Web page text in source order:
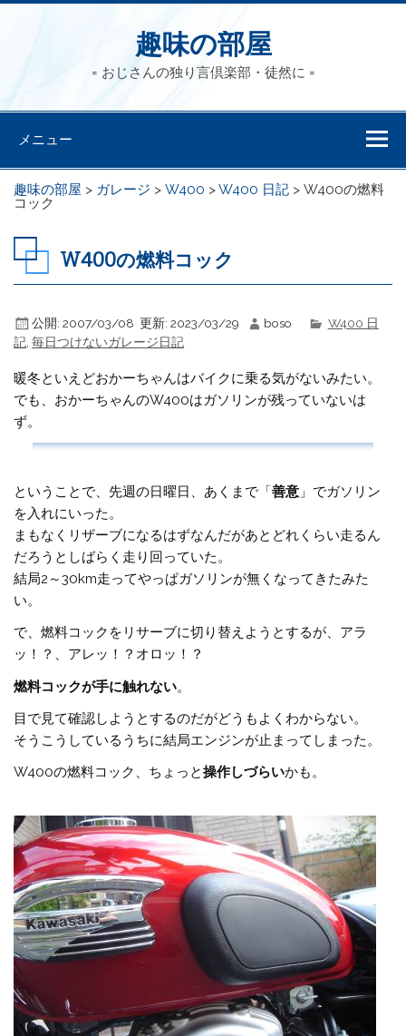
趣味の部屋
= おじさんの独り言倶楽部・徒然に =
メニュー
趣味の部屋 > ガレージ >W400 >W400 日記 >W400の燃料
コック
W400の燃料コック
公開: 2007/03/08 更新: 2023/03/29 boso
W400 日
記,毎日つけないガレージ日記
暖冬といえどおかーちゃんはバイクに乗る気がないみたい。
でも、おかーちゃんのW400はガソリンが残っていないは
ず。
ということで、先週の日曜日、あくまで「善意 」でガソリン
を入れにいった。
まもなくリザーブになるはずなんだがあとどれくらい走るん
だろうとしばらく走り回っていた。
結局2～30km走ってやっぱガソリンが無くなってきたみた
い。
で、燃料コックをリサーブに切り替えようとするが、アラ
ッ！？、アレッ！？オロッ！？
燃料コックが手に触れない。
目で見て確認しようとするのだがどうもよくわからない。
そうこうしているうちに結局エンジンが止まってしまった。
W400の燃料コック、ちょっと操作しづらいかも。